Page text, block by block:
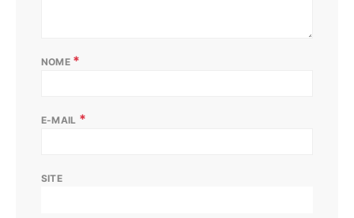
NOME *
E-MAIL *
SITE